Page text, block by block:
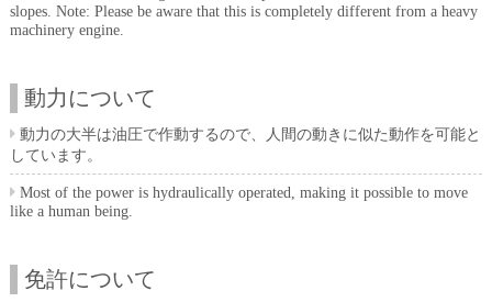
slopes. Note: Please be aware that this is completely different from a heavy
machinery engine.
動力について
動力の大半は油圧で作動するので、人間の動きに似た動作を可能と
しています。
Most of the power is hydraulically operated, making it possible to move
like a human being.
免許について